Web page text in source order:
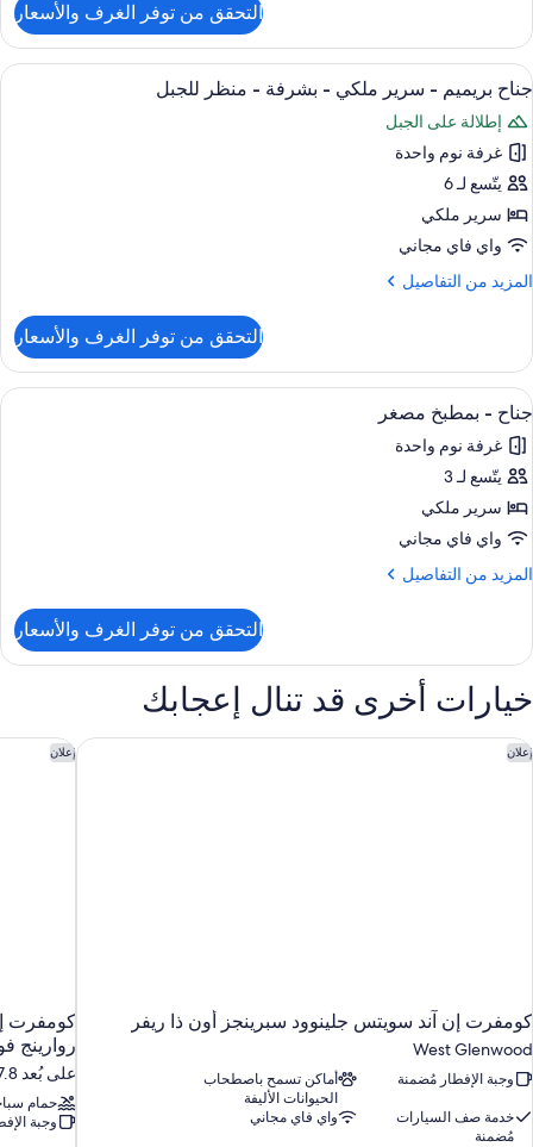
بشرفة
منظر
للمدينة
جناح
بريميم
-
سرير
ملكي
بشرفة
-
منظر
للمدينة
التحقق من توفر الغرف والأسعار
استعراض
جميع
صور
جناح
بريميم
-
سرير
ملكي
-
منظر
للجبل
أغطية فراش متميزة وأسرّة بطبقة علوية
1
جناح بريميم - سرير ملكي - بشرفة - منظر للجبل
إطلالة على الجبل
غرفة نوم واحدة
يتّسع لـ 6
سرير ملكي
واي فاي مجاني
المزيد من التفاصيل
المزيد
جناح
بريميم
-
سرير
ملكي
-
منظر
التحقق من توفر الغرف والأسعار
استعراض
جميع
صور
جناح
-
بمطبخ
مصغر
أغطية فراش متميزة وأسرّة بطبقة علوية
1
جناح - بمطبخ مصغر
غرفة نوم واحدة
يتّسع لـ 3
سرير ملكي
واي فاي مجاني
المزيد من التفاصيل
المزيد
جناح
بمطبخ
مصغر
التحقق من توفر الغرف والأسعار
خيارات أخرى قد تنال إعجابك
إعلان
كومفرت إن آند سويتس جلينوود سبرينجز أون ذا ريفر
West Glenwood
وجبة الإفطار مُضمنة
أماكن تسمح باصطحاب
الحيوانات الأليفة
خدمة صف السيارات
مُضمنة
واي فاي مجاني
كومفرت إن آند سويتس جلينوود سبرينجز أون ذا ريفر إعلان
كومفرت
روارينج
على بُعد 17.8 كم من جلينوود سبرينجس
حمام
وجبة
كومفرت